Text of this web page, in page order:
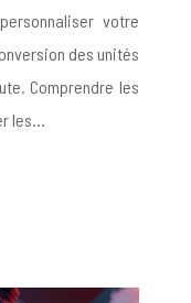
votre
des unités
Comprendre les
les…